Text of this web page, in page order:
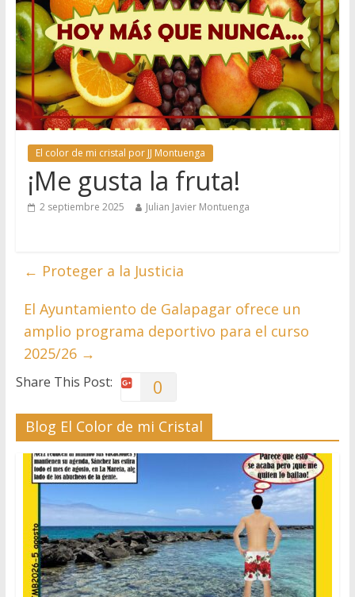
El color de mi cristal por JJ Montuenga
¡Me gusta la fruta!
2 septiembre 2025 Julian Javier Montuenga
← Proteger a la Justicia
El Ayuntamiento de Galapagar ofrece un
amplio programa deportivo para el curso
2025/26 →
Share This Post: 0
Blog El Color de mi Cristal